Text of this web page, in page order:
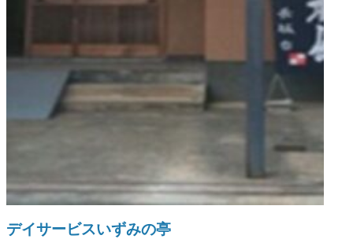
デイサービスいずみの亭